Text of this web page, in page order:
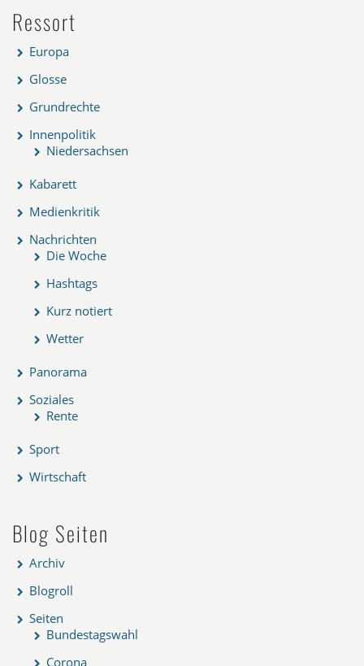
Ressort
Europa
Glosse
Grundrechte
Innenpolitik
Niedersachsen
Kabarett
Medienkritik
Nachrichten
Die Woche
Hashtags
Kurz notiert
Wetter
Panorama
Soziales
Rente
Sport
Wirtschaft
Blog Seiten
Archiv
Blogroll
Seiten
Bundestagswahl
Corona